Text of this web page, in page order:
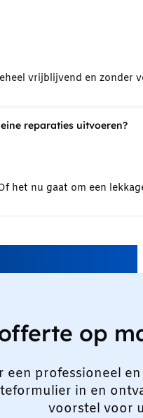
vrijblijvend en
reparaties uitvoeren?
het nu gaat om een
op
een professioneel
in en
voorstel voor